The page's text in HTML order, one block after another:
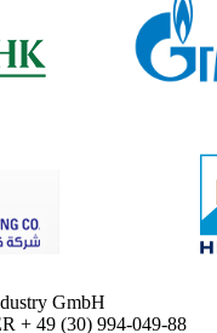
GmbH
49 (30) 994-049-88